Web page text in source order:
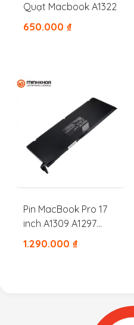
Quạt Macbook A1322
650.000 ₫
Pin MacBook Pro 17
inch A1309 A1297
A1383 2009 2010 2011
1.290.000 ₫